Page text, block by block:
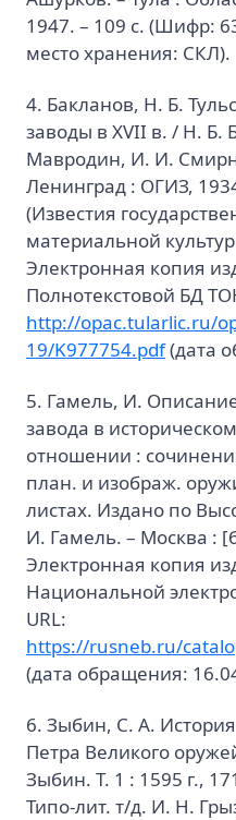
1947. – 109 с. (Шифр:
место хранения: СКЛ).
4. Бакланов, Н. Б.
заводы в XVII в. / Н. Б.
Мавродин, И. И.
Ленинград : ОГИЗ,
(Известия
материальной
Электронная копия
Полнотекстовой БД
http://opac.tularlic.ru/
19/K977754.pdf(дата
5. Гамель, И.
завода в
отношении :
план. и изображ.
листах. Издано по
И. Гамель. – Москва :
Электронная копия
Национальной
URL:
https://rusneb.ru/
(дата обращения:
6. Зыбин, С. А.
Петра Великого
Зыбин. Т. 1 : 1595 г.,
Типо-лит. т/д. И. Н.